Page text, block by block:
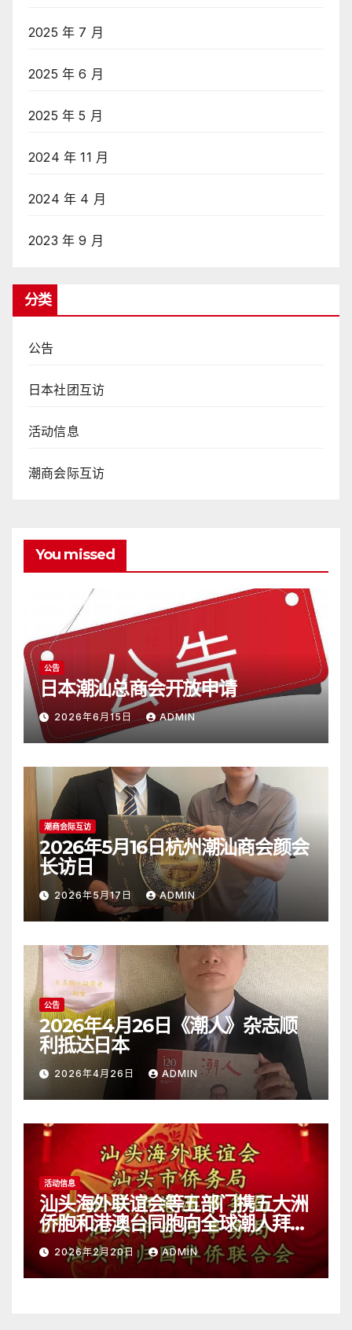
2025 年 7 月
2025 年 6 月
2025 年 5 月
2024 年 11 月
2024 年 4 月
2023 年 9 月
分类
公告
日本社团互访
活动信息
潮商会际互访
You missed
公告
日本潮汕总商会开放申请
2026年6月15日 ADMIN
潮商会际互访
2026年5月16日杭州潮汕商会颜会
长访日
2026年5月17日 ADMIN
公告
2026年4月26日《潮人》杂志顺
利抵达日本
2026年4月26日 ADMIN
活动信息
汕头海外联谊会等五部门携五大洲
侨胞和港澳台同胞向全球潮人拜
年！
2026年2月20日 ADMIN